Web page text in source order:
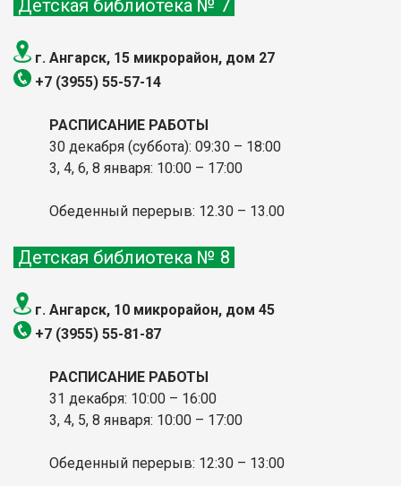
Детская библиотека № 7
г. Ангарск, 15 микрорайон, дом 27
+7 (3955) 55-57-14
РАСПИСАНИЕ РАБОТЫ
30 декабря (суббота): 09:30 – 18:00
3, 4, 6, 8 января: 10:00 – 17:00
Обеденный перерыв: 12.30 – 13.00
Детская библиотека № 8
г. Ангарск, 10 микрорайон, дом 45
+7 (3955) 55-81-87
РАСПИСАНИЕ РАБОТЫ
31 декабря: 10:00 – 16:00
3, 4, 5, 8 января: 10:00 – 17:00
Обеденный перерыв: 12:30 – 13:00